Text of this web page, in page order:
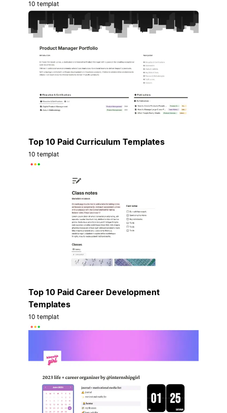
10 templat
Top 10 Paid Curriculum Templates
10 templat
Top 10 Paid Career Development
Templates
10 templat